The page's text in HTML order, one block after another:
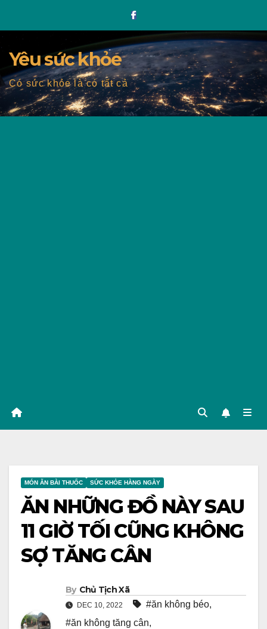
Yêu sức khỏe
Có sức khỏe là có tất cả
MÓN ĂN BÀI THUỐC SỨC KHỎE HÀNG NGÀY
ĂN NHỮNG ĐỒ NÀY SAU
11 GIỜ TỐI CŨNG KHÔNG
SỢ TĂNG CÂN
By Chủ Tịch Xã
DEC 10, 2022 #ăn không béo,
#ăn không tăng cân,